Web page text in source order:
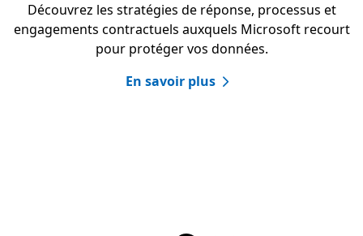
Découvrez les stratégies de réponse, processus et
engagements contractuels auxquels Microsoft recourt
pour protéger vos données.
En savoir plus